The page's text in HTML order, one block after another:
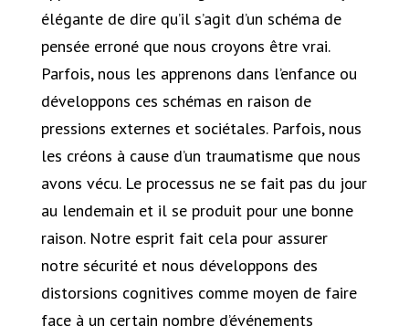
élégante de dire qu’il s’agit d’un schéma de
pensée erroné que nous croyons être vrai.
Parfois, nous les apprenons dans l’enfance ou
développons ces schémas en raison de
pressions externes et sociétales. Parfois, nous
les créons à cause d’un traumatisme que nous
avons vécu. Le processus ne se fait pas du jour
au lendemain et il se produit pour une bonne
raison. Notre esprit fait cela pour assurer
notre sécurité et nous développons des
distorsions cognitives comme moyen de faire
face à un certain nombre d’événements